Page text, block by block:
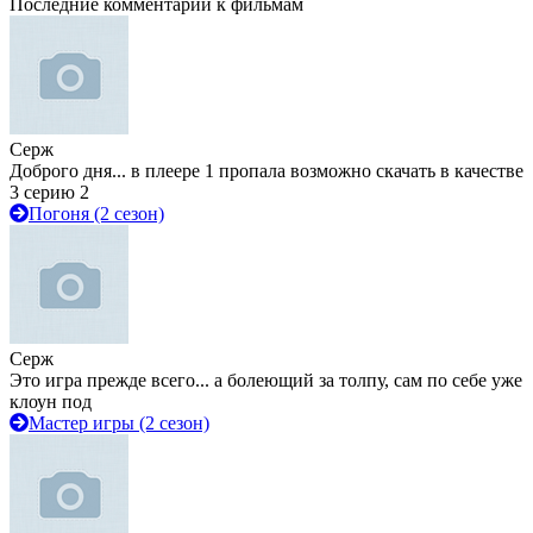
Последние комментарии к фильмам
Серж
Доброго дня... в плеере 1 пропала возможно скачать в качестве
3 серию 2
Погоня (2 сезон)
Серж
Это игра прежде всего... а болеющий за толпу, сам по себе уже
клоун под
Мастер игры (2 сезон)